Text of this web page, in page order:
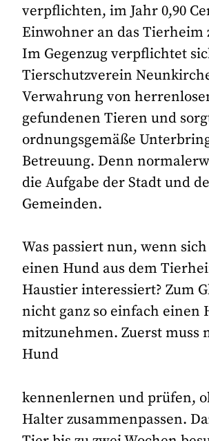
verpflichten, im Jahr 0,90
Einwohner an das Tierheim
Im Gegenzug verpflichtet
Tierschutzverein
Verwahrung von
gefundenen Tieren und
ordnungsgemäße
Betreuung. Denn
die Aufgabe der Stadt und
Gemeinden.
Was passiert nun, wenn
einen Hund aus dem
Haustier interessiert? Zum
nicht ganz so einfach einen
mitzunehmen. Zuerst muss
Hund
kennenlernen und prüfen,
Halter zusammenpassen.